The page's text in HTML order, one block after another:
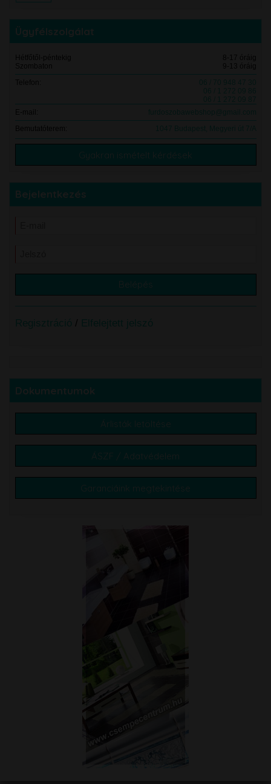
Ügyfélszolgálat
Hétfőtől-péntekig
8-17 óráig
Szombaton
9-13 óráig
Telefon:
06 / 70 948 47 30
06 / 1 272 09 86
06 / 1 272 09 87
furdoszobawebshop@gmail.com
Bemutatóterem:
1047 Budapest, Megyeri út 7/A
Gyakran ismételt kérdések
Bejelentkezés
Regisztráció / Elfelejtett jelszó
Dokumentumok
Árlisták letöltése
ÁSZF / Adatvédelem
Garanciáink megtekintése